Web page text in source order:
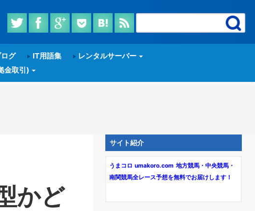
グ IT用語集
レンタルサーバー
金取引)
かど
サイト紹介
うまコロ umakoro.com 地方競馬・中央競馬・
南関競馬全レース予想を無料でお届けします！